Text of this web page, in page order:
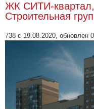
ЖК СИТИ-квартал,
Строительная
738 с 19.08.2020, обновлен